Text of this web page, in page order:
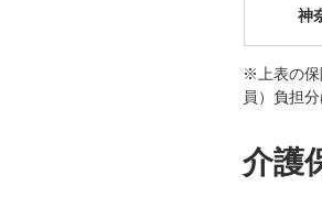
神
※上表の保
員）負担
介護